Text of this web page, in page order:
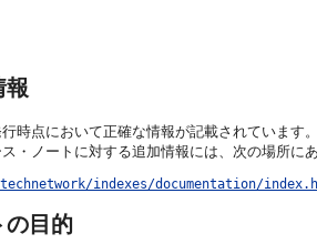
報
時点において正確な情報が記載されていま
・ノートに対する追加情報には、次の場所に
indexes/documentation/
の目的